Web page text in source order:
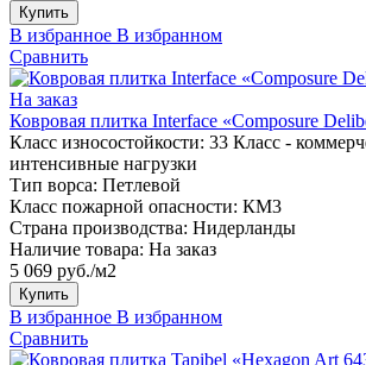
Купить
В избранное В избранном
Сравнить
На заказ
Ковровая плитка Interface «Composure
Класс износостойкости: 33 Класс -
интенсивные нагрузки
Тип ворса: Петлевой
Класс пожарной опасности: КМ3
Страна производства: Нидерланды
Наличие товара: На заказ
5 069 руб./м2
Купить
В избранное В избранном
Сравнить